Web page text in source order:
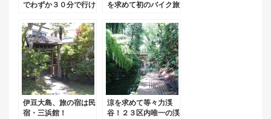
でわずか３０分で行け
クセス編）
を求めて初のバイク旅
伊豆大島、旅の宿は民
宿・三浜館！
涼を求めて等々力渓
谷！２３区内唯一の渓